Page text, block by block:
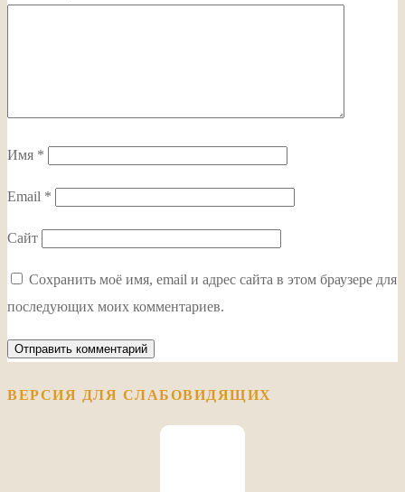
Имя *
Email *
Сайт
Сохранить моё имя, email и адрес сайта в этом браузере для
последующих моих комментариев.
ВЕРСИЯ ДЛЯ СЛАБОВИДЯЩИХ